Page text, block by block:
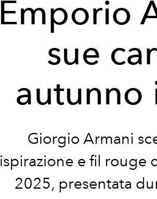
Emporio
sue
autunno
Giorgio Armani
ispirazione e fil rouge
2025, presentata